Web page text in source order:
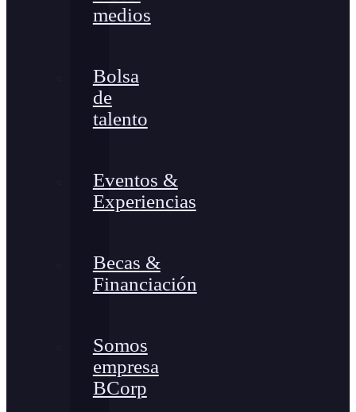
medios
Bolsa
de
talento
Eventos &
Experiencias
Becas &
Financiación
Somos
empresa
BCorp